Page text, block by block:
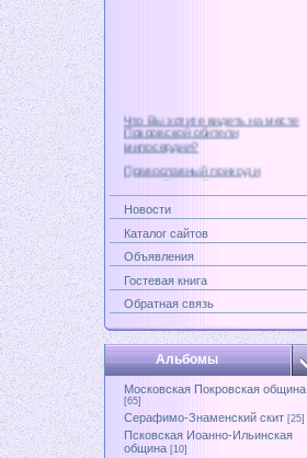
Покровской обители
милосердия?
Православный приход и
старообрядный центр
старообрядчество
Возвращать ли Бакунинской
улице ее прежнее название -
Покровская?
Новости
Каталог сайтов
Объявления
Гостевая книга
Обратная связь
Альбомы
Московская Покровская община
[65]
Серафимо-Знаменский скит [25]
Псковская Иоанно-Ильинская
община [10]